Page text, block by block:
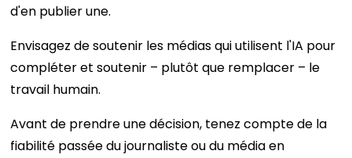
d'en publier une.
Envisagez de soutenir les médias qui utilisent l'IA pour
compléter et soutenir – plutôt que remplacer – le
travail humain.
Avant de prendre une décision, tenez compte de la
fiabilité passée du journaliste ou du média en